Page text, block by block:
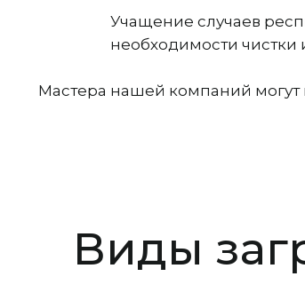
Учащение случаев
необходимости
Мастера нашей компаний могут
Виды